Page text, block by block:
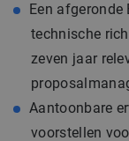
Een
technische
zeven jaar
Aantoonbare
voorstellen